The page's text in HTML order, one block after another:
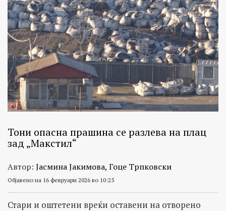
Тони опасна прашина се разлева на плац
зад „Макстил“
Автор: Јасмина Јакимова, Гоце Трпковски
Објавено на 16 февруари 2026 во 10:25
Стари и оштетени вреќи оставени на отворено